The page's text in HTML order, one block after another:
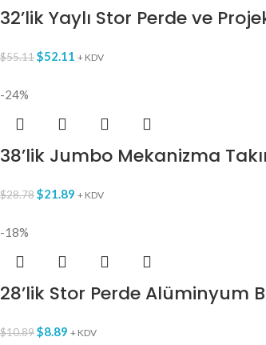
32’lik Yaylı Stor Perde ve
$55.11$52.11 + KDV
-24%
38’lik Jumbo Mekanizma
$28.78$21.89 + KDV
-18%
28’lik Stor Perde Alüminyum
$10.89$8.89 + KDV